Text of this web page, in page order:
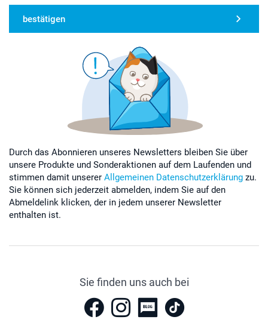
bestätigen
Durch das Abonnieren unseres Newsletters bleiben Sie über
unsere Produkte und Sonderaktionen auf dem Laufenden und
stimmen damit unserer Allgemeinen Datenschutzerklärung zu.
Sie können sich jederzeit abmelden, indem Sie auf den
Abmeldelink klicken, der in jedem unserer Newsletter
enthalten ist.
Sie finden uns auch bei